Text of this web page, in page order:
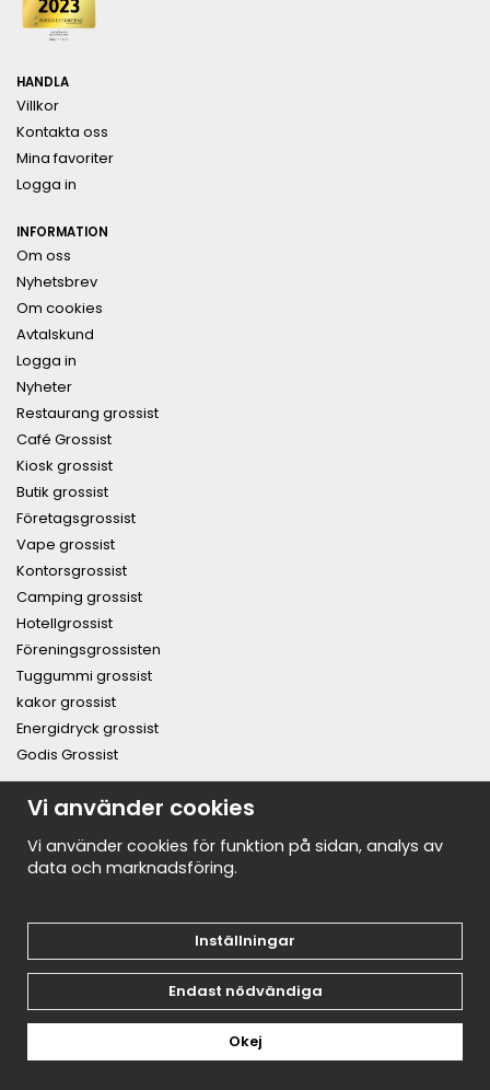
HANDLA
Villkor
Kontakta oss
Mina favoriter
Logga in
INFORMATION
Om oss
Nyhetsbrev
Om cookies
Avtalskund
Logga in
Nyheter
Restaurang grossist
Café Grossist
Kiosk grossist
Butik grossist
Företagsgrossist
Vape grossist
Kontorsgrossist
Camping grossist
Hotellgrossist
Föreningsgrossisten
Tuggummi grossist
kakor grossist
Energidryck grossist
Godis Grossist
PRENUMERERA PÅ NYHETSBREVET FÖR VÅRA BÄSTA
ERBJUDANDEN OCH NYHETER!
E-
postadress
Drift & produktion:Wikinggruppen
Vi använder cookies
Vi använder cookies för funktion på sidan, analys av
data och marknadsföring.
Inställningar
Endast nödvändiga
Okej